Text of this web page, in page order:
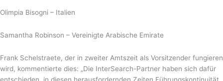
Olimpia Bisogni – Italien
Samantha Robinson – Vereinigte Arabische Emirate
Frank Schelstraete, der in zweiter Amtszeit als Vorsitzender fungieren
wird, kommentierte dies: „Die InterSearch-Partner haben sich dafür
entschieden, in diesen herausfordernden Zeiten Führungskontinuität